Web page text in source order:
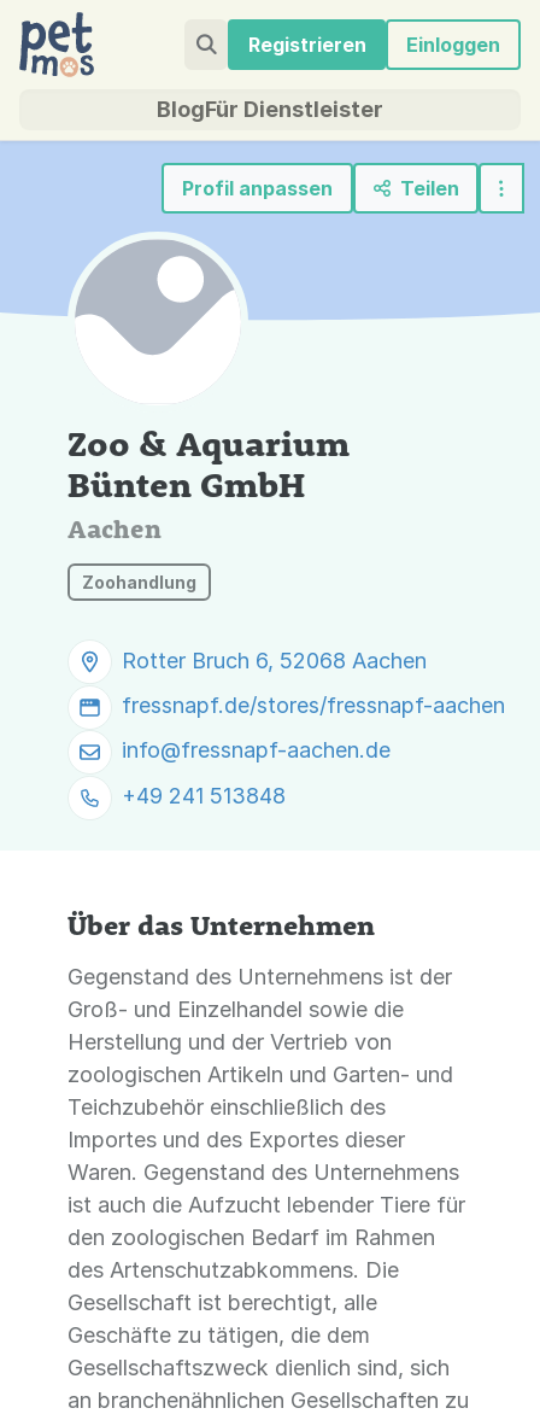
Registrieren Einloggen
BlogFür Dienstleister
Profil anpassen Teilen
Zoo & Aquarium
Bünten GmbH
Aachen
Zoohandlung
Rotter Bruch 6, 52068 Aachen
fressnapf.de/stores/fressnapf-aachen
info@fressnapf-aachen.de
+49 241 513848
Über das Unternehmen
Gegenstand des Unternehmens ist der
Groß- und Einzelhandel sowie die
Herstellung und der Vertrieb von
zoologischen Artikeln und Garten- und
Teichzubehör einschließlich des
Importes und des Exportes dieser
Waren. Gegenstand des Unternehmens
ist auch die Aufzucht lebender Tiere für
den zoologischen Bedarf im Rahmen
des Artenschutzabkommens. Die
Gesellschaft ist berechtigt, alle
Geschäfte zu tätigen, die dem
Gesellschaftszweck dienlich sind, sich
an branchenähnlichen Gesellschaften zu